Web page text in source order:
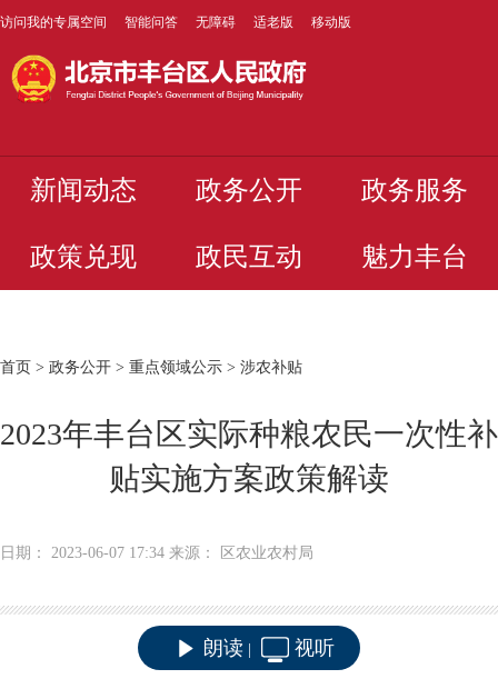
访问我的专属空间 智能问答 无障碍 适老版 移动版
新闻动态 政务公开 政务服务
政策兑现 政民互动 魅力丰台
首页 > 政务公开 > 重点领域公示 > 涉农补贴
2023年丰台区实际种粮农民一次性补
贴实施方案政策解读
日期： 2023-06-07 17:34 来源： 区农业农村局
朗读 视听